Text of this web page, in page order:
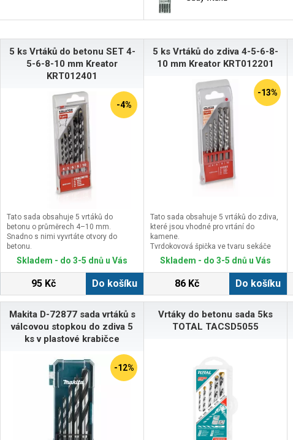
5 ks Vrtáků do betonu SET 4-
5-6-8-10 mm Kreator
KRT012401
-4%
Tato sada obsahuje 5 vrtáků do
betonu o průměrech 4–10 mm.
Snadno s nimi vyvrtáte otvory do
betonu.
Karbidová špička ve tvaru sekáče
umožňuje přesné vrtání s minimem
prachu.5 vrtáků do betonu:prům. 4 mm
– délka 74 mmprům. 5 mm – délka 84
mmprům. 6 mm – délka 98 mmprům.
délka 120 mm
Skladem - do 3-5 dnů u Vás
95 Kč Do košíku
5 ks Vrtáků do zdiva 4-5-6-8-
10 mm Kreator KRT012201
-13%
Tato sada obsahuje 5 vrtáků do zdiva,
které jsou vhodné pro vrtání do
kamene.
Tvrdokovová špička ve tvaru sekáče
zajišťuje přesné vrtání s minimem
prachu.Obsah sady – 5 vrtáků do
zdiva:prům. 4 mm – délka 73
mmprům. 5 mm – délka 83 mmprům.
6 mm – délka 97 mmprům. 8 mm –
118 mm
Skladem - do 3-5 dnů u Vás
86 Kč Do košíku
Makita D-72877 sada vrtáků s
válcovou stopkou do zdiva 5
ks v plastové krabičce
-12%
Vrtáky do betonu sada 5ks
TOTAL TACSD5055